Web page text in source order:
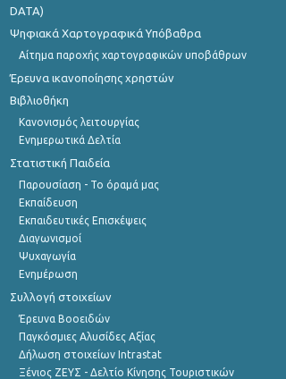
DATA)
Ψηφιακά Χαρτογραφικά Υπόβαθρα
Αίτημα παροχής χαρτογραφικών υποβάθρων
Έρευνα ικανοποίησης χρηστών
Βιβλιοθήκη
Κανονισμός λειτουργίας
Ενημερωτικά Δελτία
Στατιστική Παιδεία
Παρουσίαση - Το όραμά μας
Εκπαίδευση
Εκπαιδευτικές Επισκέψεις
Διαγωνισμοί
Ψυχαγωγία
Ενημέρωση
Συλλογή στοιχείων
Έρευνα Βοοειδών
Παγκόσμιες Αλυσίδες Αξίας
Δήλωση στοιχείων Intrastat
Ξένιος ΖΕΥΣ - Δελτίο Κίνησης Τουριστικών